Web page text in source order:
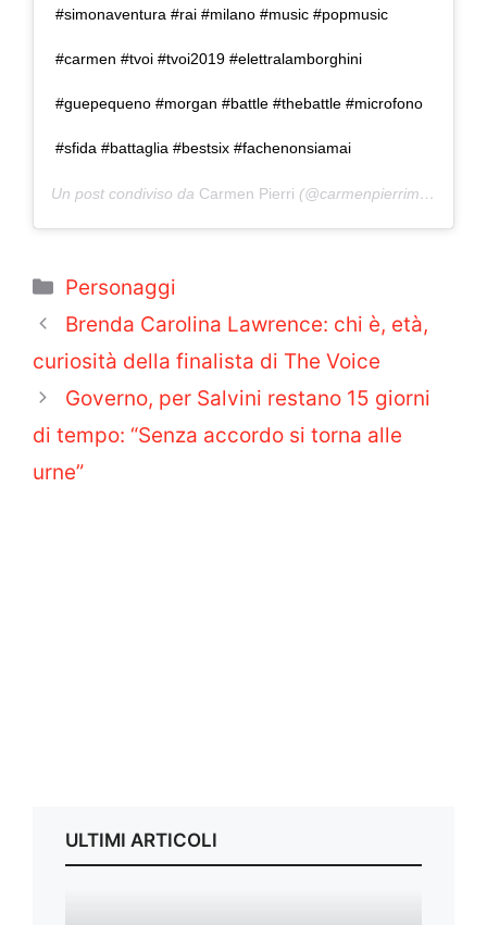
#simonaventura #rai #milano #music #popmusic
#carmen #tvoi #tvoi2019 #elettralamborghini
#guepequeno #morgan #battle #thebattle #microfono
#sfida #battaglia #bestsix #fachenonsiamai
Un post condiviso da Carmen Pierri (@carmenpierrimusic) in data:
Categorie
Personaggi
Brenda Carolina Lawrence: chi è, età,
curiosità della finalista di The Voice
Governo, per Salvini restano 15 giorni
di tempo: “Senza accordo si torna alle
urne”
ULTIMI ARTICOLI